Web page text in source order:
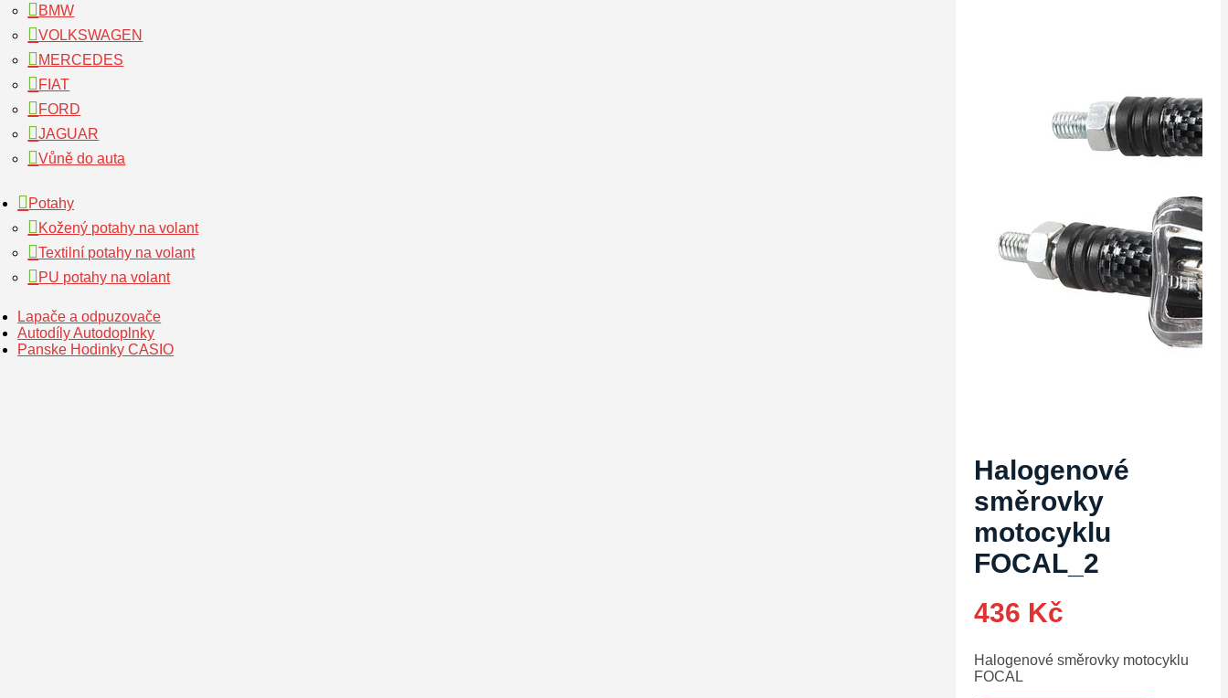
BMW
VOLKSWAGEN
MERCEDES
FIAT
FORD
JAGUAR
Vůně do auta
Potahy
Kožený potahy na volant
Textilní potahy na volant
PU potahy na volant
Lapače a odpuzovače
Autodíly Autodoplnky
Panske Hodinky CASIO
Halogenové
směrovky
motocyklu
FOCAL_2
436 Kč
Halogenové směrovky motocyklu
FOCAL